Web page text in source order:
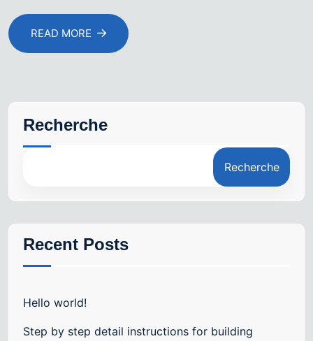
READ MORE
Recherche
Recherche
Recent Posts
Hello world!
Step by step detail instructions for building